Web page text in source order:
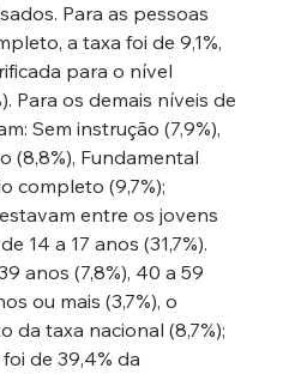
Para as pessoas
a taxa foi de 9,1%,
para o nível
Para os demais níveis de
Sem instrução (7,9%),
(8,8%), Fundamental
completo (9,7%);
entre os jovens
14 a 17 anos (31,7%).
anos (7,8%), 40 a 59
ou mais (3,7%), o
da taxa nacional (8,7%);
de 39,4% da